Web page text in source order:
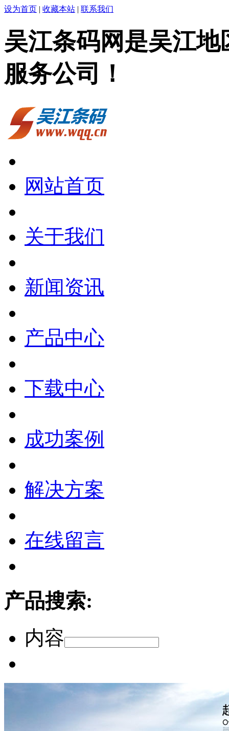
设为首页 | 收藏本站 | 联系我们
吴江条码网是吴江
服务公司！
网站首页
关于我们
新闻资讯
产品中心
下载中心
成功案例
解决方案
在线留言
产品搜索:
内容